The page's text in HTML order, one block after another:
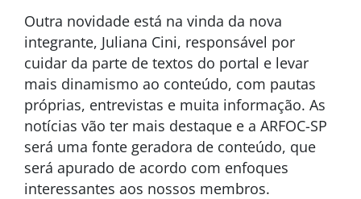
Outra novidade está na vinda da nova
integrante, Juliana Cini, responsável por
cuidar da parte de textos do portal e levar
mais dinamismo ao conteúdo, com pautas
próprias, entrevistas e muita informação. As
notícias vão ter mais destaque e a ARFOC-SP
será uma fonte geradora de conteúdo, que
será apurado de acordo com enfoques
interessantes aos nossos membros.